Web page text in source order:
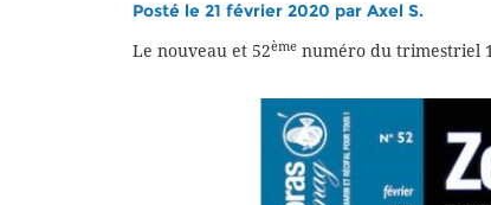
Posté le 21 février 2020 par Axel S.
Le nouveau et 52ème numéro du trimestriel